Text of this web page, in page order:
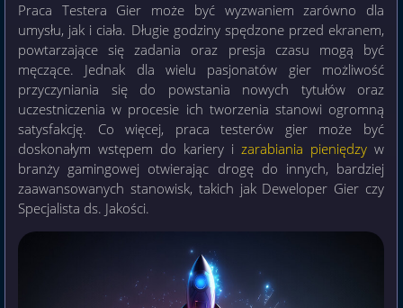
Praca Testera Gier może być wyzwaniem zarówno dla
umysłu, jak i ciała. Długie godziny spędzone przed ekranem,
powtarzające się zadania oraz presja czasu mogą być
męczące. Jednak dla wielu pasjonatów gier możliwość
przyczyniania się do powstania nowych tytułów oraz
uczestniczenia w procesie ich tworzenia stanowi ogromną
satysfakcję. Co więcej, praca testerów gier może być
doskonałym wstępem do kariery izarabiania pieniędzy w
branży gamingowej otwierając drogę do innych, bardziej
zaawansowanych stanowisk, takich jak Deweloper Gier czy
Specjalista ds. Jakości.